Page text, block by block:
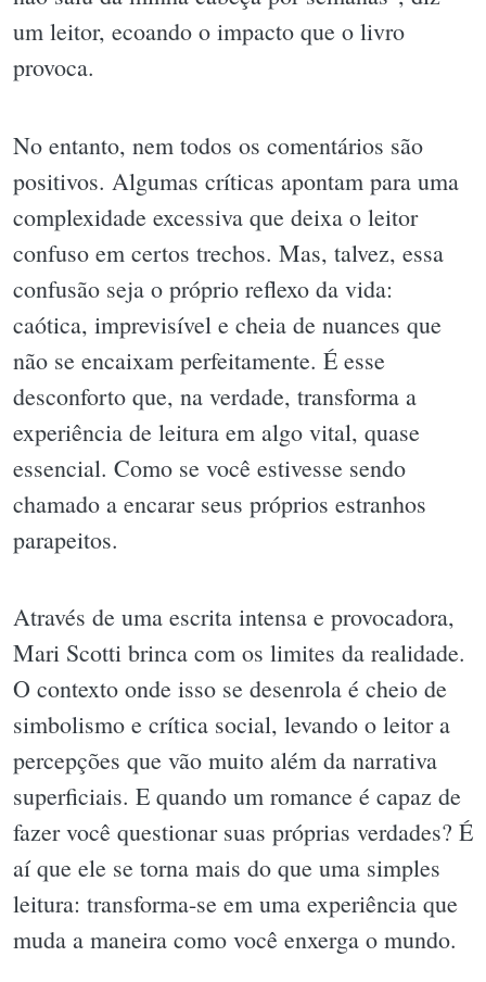
um leitor, ecoando o impacto que o livro
provoca.
No entanto, nem todos os comentários são
positivos. Algumas críticas apontam para uma
complexidade excessiva que deixa o leitor
confuso em certos trechos. Mas, talvez, essa
confusão seja o próprio reflexo da vida:
caótica, imprevisível e cheia de nuances que
não se encaixam perfeitamente. É esse
desconforto que, na verdade, transforma a
experiência de leitura em algo vital, quase
essencial. Como se você estivesse sendo
chamado a encarar seus próprios estranhos
parapeitos.
Através de uma escrita intensa e provocadora,
Mari Scotti brinca com os limites da realidade.
O contexto onde isso se desenrola é cheio de
simbolismo e crítica social, levando o leitor a
percepções que vão muito além da narrativa
superficiais. E quando um romance é capaz de
fazer você questionar suas próprias verdades? É
aí que ele se torna mais do que uma simples
leitura: transforma-se em uma experiência que
muda a maneira como você enxerga o mundo.